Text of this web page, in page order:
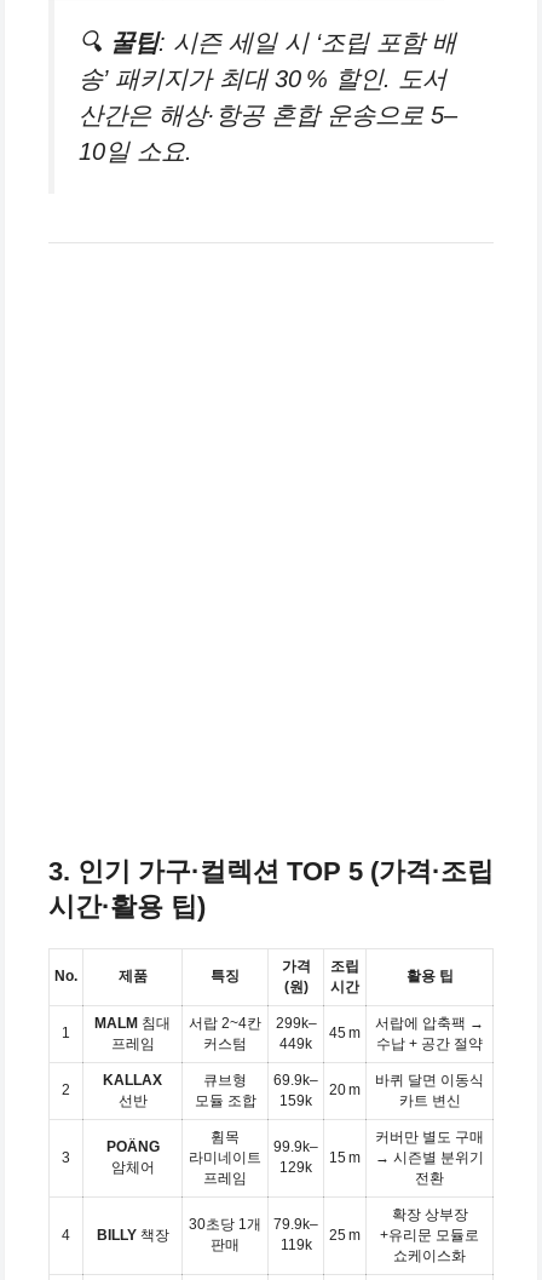
🔍 꿀팁: 시즌 세일 시 ‘조립 포함 배
송’ 패키지가 최대 30 % 할인. 도서
산간은 해상·항공 혼합 운송으로 5–
10일 소요.
3. 인기 가구·컬렉션 TOP 5 (가격·조립
시간·활용 팁)
No. 제품 특징
가격
(원)
조립
시간
활용 팁
1
MALM 침대
프레임
서랍 2~4칸
커스텀
299k–
449k
45 m
서랍에 압축팩 →
수납 + 공간 절약
2
KALLAX
선반
큐브형
모듈 조합
69.9k–
159k
20 m
바퀴 달면 이동식
카트 변신
3
POÄNG
암체어
휨목
라미네이트
프레임
99.9k–
129k
15 m
커버만 별도 구매
→ 시즌별 분위기
전환
4 BILLY책장
30초당 1개
판매
79.9k–
119k
25 m
확장 상부장
+유리문 모듈로
쇼케이스화